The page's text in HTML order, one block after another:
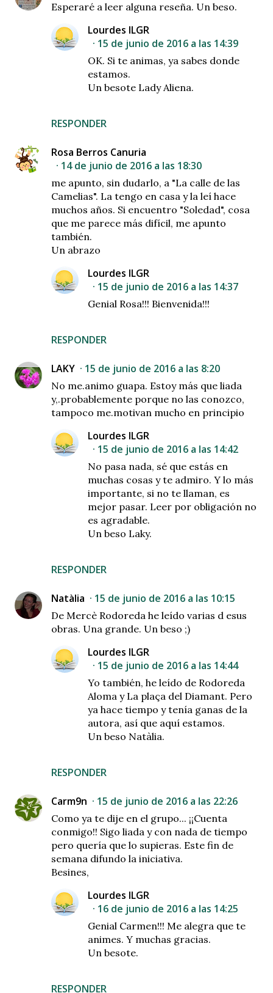
Esperaré a leer alguna reseña. Un beso.
RESPONDER
Lourdes ILGR
15 de junio de 2016 a las 14:39
OK. Si te animas, ya sabes donde
estamos.
Un besote Lady Aliena.
Rosa Berros Canuria
14 de junio de 2016 a las 18:30
me apunto, sin dudarlo, a "La calle de las
Camelias". La tengo en casa y la leí hace
muchos años. Si encuentro "Soledad", cosa
que me parece más difícil, me apunto
también.
Un abrazo
RESPONDER
Lourdes ILGR
15 de junio de 2016 a las 14:37
Genial Rosa!!! Bienvenida!!!
LAKY 15 de junio de 2016 a las 8:20
No me.animo guapa. Estoy más que liada
y,.probablemente porque no las conozco,
tampoco me.motivan mucho en principio
RESPONDER
Lourdes ILGR
15 de junio de 2016 a las 14:42
No pasa nada, sé que estás en
muchas cosas y te admiro. Y lo más
importante, si no te llaman, es
mejor pasar. Leer por obligación no
es agradable.
Un beso Laky.
Natàlia 15 de junio de 2016 a las 10:15
De Mercè Rodoreda he leído varias d esus
obras. Una grande. Un beso ;)
RESPONDER
Lourdes ILGR
15 de junio de 2016 a las 14:44
Yo también, he leído de Rodoreda
Aloma y La plaça del Diamant. Pero
ya hace tiempo y tenía ganas de la
autora, así que aquí estamos.
Un beso Natàlia.
Carm9n 15 de junio de 2016 a las 22:26
Como ya te dije en el grupo... ¡¡Cuenta
conmigo!! Sigo liada y con nada de tiempo
pero quería que lo supieras. Este fin de
semana difundo la iniciativa.
Besines,
RESPONDER
Lourdes ILGR
16 de junio de 2016 a las 14:25
Genial Carmen!!! Me alegra que te
animes. Y muchas gracias.
Un besote.